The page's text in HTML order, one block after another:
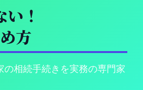
！
方
相続手続きを実務の専門家